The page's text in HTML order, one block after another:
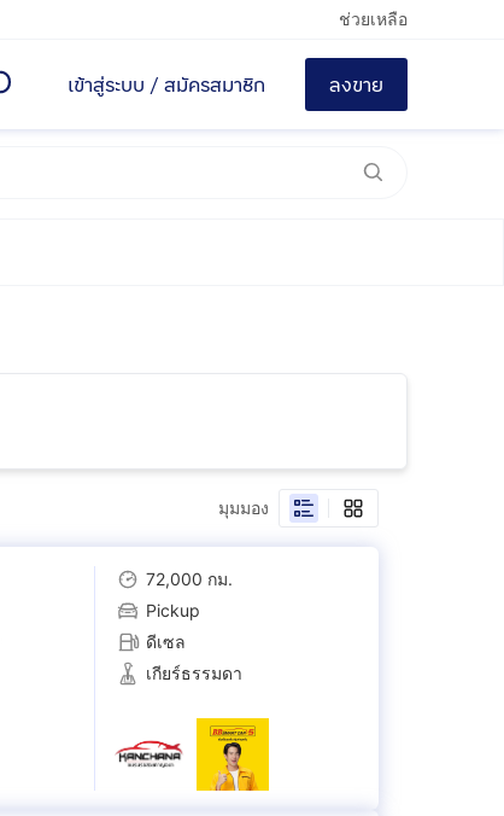
ช่วยเหลือ
เข้าสู่ระบบ / สมัครสมาชิก ลงขาย
มุมมอง
72,000 กม.
Pickup
ดีเซล
เกียร์ธรรมดา